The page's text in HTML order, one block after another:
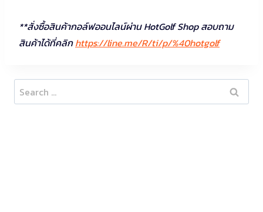
**สั่งซื้อสินค้ากอล์ฟออนไลน์ผ่าน HotGolf Shop สอบถาม
สินค้าได้ที่คลิกhttps://line.me/R/ti/p/%40hotgolf
Search
for: